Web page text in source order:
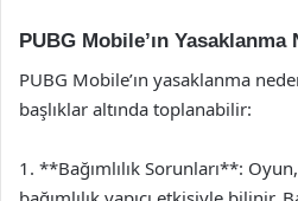
PUBG Mobile’ın Yasaklanma
PUBG Mobile’ın yasaklanma
başlıklar altında toplanabilir:
1. **Bağımlılık Sorunları**: